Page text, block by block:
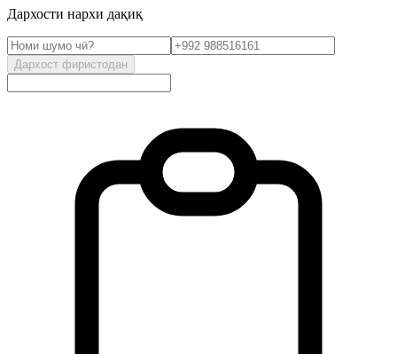
Дархости нархи дақиқ
Дархост фиристодан